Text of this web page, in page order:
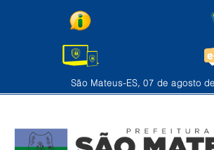
São Mateus-ES, 07 de agosto